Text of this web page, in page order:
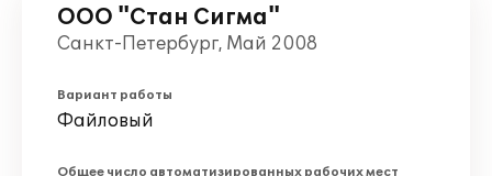
ООО "Стан Сигма"
Санкт-Петербург, Май 2008
Вариант работы
Файловый
Общее число автоматизированных рабочих мест